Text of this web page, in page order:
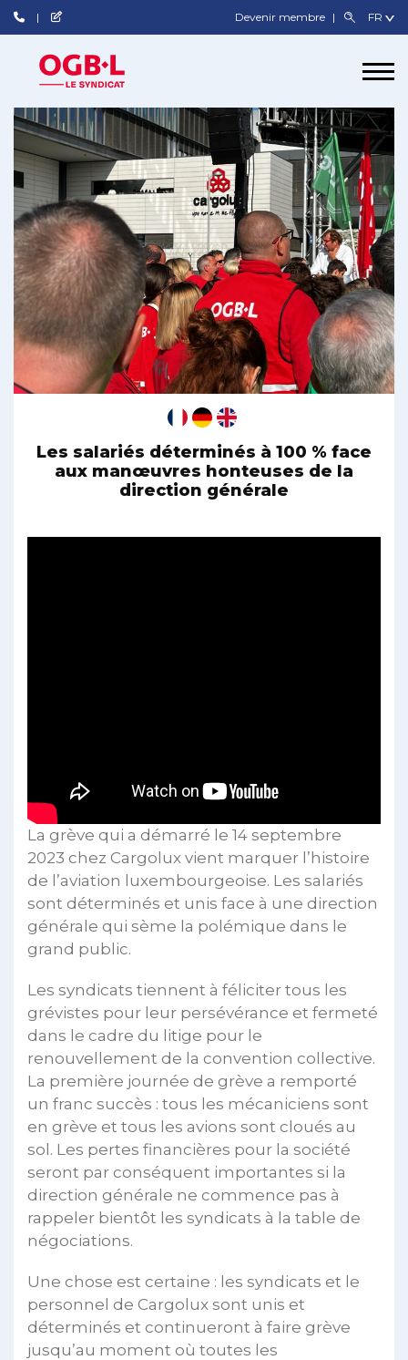
Devenir membre
Les salariés déterminés à 100 % face
aux manœuvres honteuses de la
direction générale
La grève qui a démarré le 14 septembre
2023 chez Cargolux vient marquer l’histoire
de l’aviation luxembourgeoise. Les salariés
sont déterminés et unis face à une direction
générale qui sème la polémique dans le
grand public.
Les syndicats tiennent à féliciter tous les
grévistes pour leur persévérance et fermeté
dans le cadre du litige pour le
renouvellement de la convention collective.
La première journée de grève a remporté
un franc succès : tous les mécaniciens sont
en grève et tous les avions sont cloués au
sol. Les pertes financières pour la société
seront par conséquent importantes si la
direction générale ne commence pas à
rappeler bientôt les syndicats à la table de
négociations.
Une chose est certaine : les syndicats et le
personnel de Cargolux sont unis et
déterminés et continueront à faire grève
jusqu’au moment où toutes les